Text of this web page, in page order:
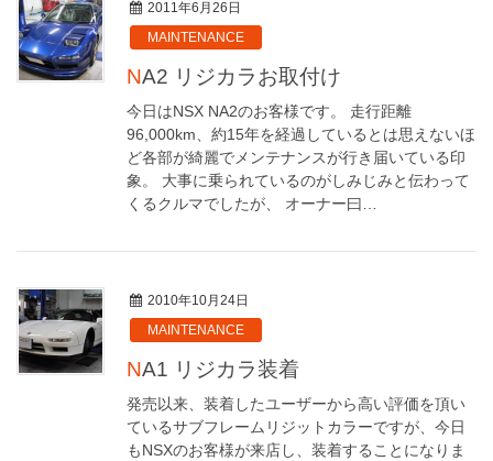
2011年6月26日
MAINTENANCE
NA2 リジカラお取付け
今日はNSX NA2のお客様です。 走行距離
96,000km、約15年を経過しているとは思えないほ
ど各部が綺麗でメンテナンスが行き届いている印
象。 大事に乗られているのがしみじみと伝わって
くるクルマでしたが、 オーナー曰…
2010年10月24日
MAINTENANCE
NA1 リジカラ装着
発売以来、装着したユーザーから高い評価を頂い
ているサブフレームリジットカラーですが、今日
もNSXのお客様が来店し、装着することになりま